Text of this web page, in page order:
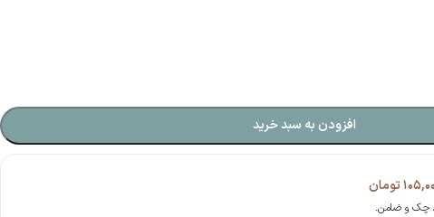
افزودن به سبد خرید
تومان